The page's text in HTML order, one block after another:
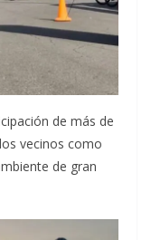
de más de
vecinos como
de gran